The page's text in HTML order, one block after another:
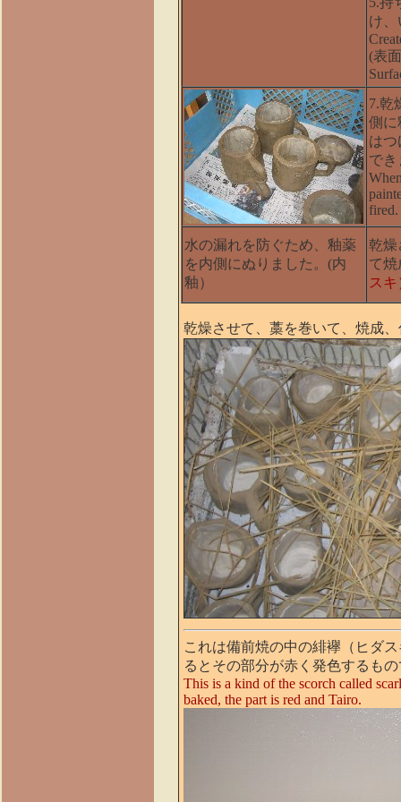
け
(表
7.乾
側に
は
でき
fired.
水の漏れを防ぐため、釉薬
を内側にぬりました。(内
釉）
乾燥
て焼
スキ
乾燥させて、藁を巻いて、焼成
これは備前焼の中の緋襷（ヒダ
るとその部分が赤く発色するも
This is a kind ofthe scorch called
baked, the part is red and Tairo.